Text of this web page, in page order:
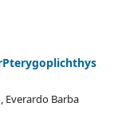
Everardo Barba